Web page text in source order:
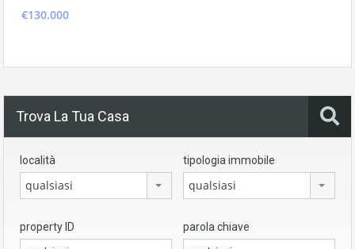
€130.000
Trova La Tua Casa
località
qualsiasi
tipologia immobile
qualsiasi
property ID parola chiave